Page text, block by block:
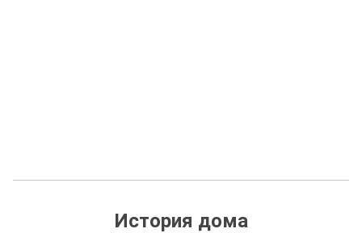
История дома